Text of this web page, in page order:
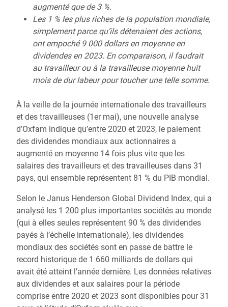
augmenté que de 3 %.
Les 1 % les plus riches de la population mondiale,
simplement parce qu’ils détenaient des actions,
ont empoché 9 000 dollars en moyenne en
dividendes en 2023. En comparaison, il faudrait
au travailleur ou à la travailleuse moyenne huit
mois de dur labeur pour toucher une telle somme.
À la veille de la journée internationale des travailleurs
et des travailleuses (1er mai), une nouvelle analyse
d’Oxfam indique qu’entre 2020 et 2023, le paiement
des dividendes mondiaux aux actionnaires a
augmenté en moyenne 14 fois plus vite que les
salaires des travailleurs et des travailleuses dans 31
pays, qui ensemble représentent 81 % du PIB mondial.
Selon le Janus Henderson Global Dividend Index, qui a
analysé les 1 200 plus importantes sociétés au monde
(qui à elles seules représentent 90 % des dividendes
payés à l’échelle internationale), les dividendes
mondiaux des sociétés sont en passe de battre le
record historique de 1 660 milliards de dollars qui
avait été atteint l’année dernière. Les données relatives
aux dividendes et aux salaires pour la période
comprise entre 2020 et 2023 sont disponibles pour 31